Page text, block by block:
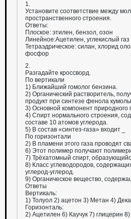
1.
Установите соответствие между
пространственного строения.
Ответы:
Плоское: этилен, бензол, озон
Линейное:Ацетилен, углекислый газ
Тетраэдрическое: силан, хлорид
фосфор
2.
Разгадайте кроссворд.
По вертикали
1) Ближайший гомолог бензина.
2) Органический растворитель,
продукт при синтезе фенола
3) Основной компонент природного
4) Спирт нормального строения,
составе 10 атомов углерода.
5) В состав «синтез-газа» входит _
По горизонтали
2) В пламени этого газа проводят
6) Этот полимер получают
7) Трёхатомный спирт,
8) Класс углеводородов,
углерод-углерод.
9) Органическое вещество,
Ответы
Вертикаль:
1) Толуол 2) ацетон 3) Метан 4)
Горизонталь:
2) Ацетилен 6) Каучук 7) глицерин